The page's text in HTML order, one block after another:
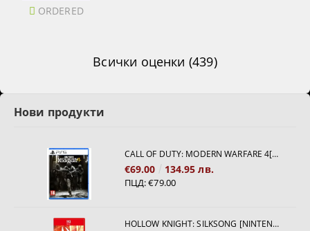
ORDERED
Всички оценки (439)
Нови продукти
CALL OF DUTY: MODERN WARFARE 4[PS5]
€69.00 134.95 лв.
ПЦД:€79.00
HOLLOW KNIGHT: SILKSONG [NINTENDO SWITCH 2]